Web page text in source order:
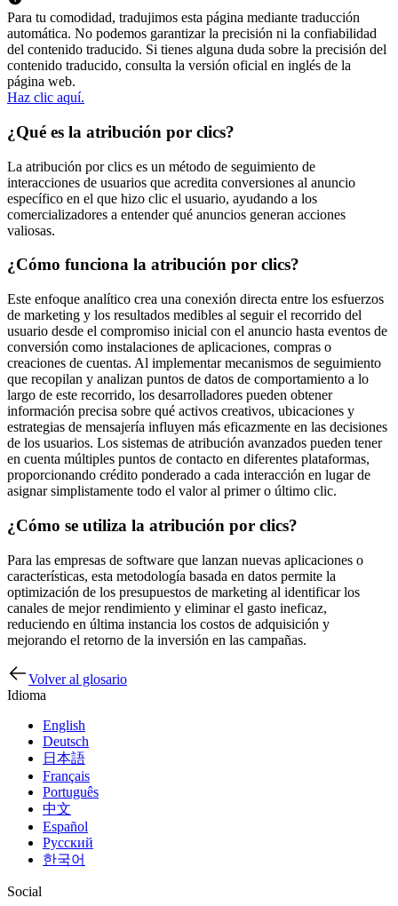
Para tu comodidad, tradujimos esta página mediante traducción
automática. No podemos garantizar la precisión ni la confiabilidad
del contenido traducido. Si tienes alguna duda sobre la precisión del
contenido traducido, consulta la versión oficial en inglés de la
página web.
Haz clic aquí.
¿Qué es la atribución por clics?
La atribución por clics es un método de seguimiento de
interacciones de usuarios que acredita conversiones al anuncio
específico en el que hizo clic el usuario, ayudando a los
comercializadores a entender qué anuncios generan acciones
valiosas.
¿Cómo funciona la atribución por clics?
Este enfoque analítico crea una conexión directa entre los esfuerzos
de marketing y los resultados medibles al seguir el recorrido del
usuario desde el compromiso inicial con el anuncio hasta eventos de
conversión como instalaciones de aplicaciones, compras o
creaciones de cuentas. Al implementar mecanismos de seguimiento
que recopilan y analizan puntos de datos de comportamiento a lo
largo de este recorrido, los desarrolladores pueden obtener
información precisa sobre qué activos creativos, ubicaciones y
estrategias de mensajería influyen más eficazmente en las decisiones
de los usuarios. Los sistemas de atribución avanzados pueden tener
en cuenta múltiples puntos de contacto en diferentes plataformas,
proporcionando crédito ponderado a cada interacción en lugar de
asignar simplistamente todo el valor al primer o último clic.
¿Cómo se utiliza la atribución por clics?
Para las empresas de software que lanzan nuevas aplicaciones o
características, esta metodología basada en datos permite la
optimización de los presupuestos de marketing al identificar los
canales de mejor rendimiento y eliminar el gasto ineficaz,
reduciendo en última instancia los costos de adquisición y
mejorando el retorno de la inversión en las campañas.
Volver al glosario
Idioma
English
Deutsch
日本語
Français
Português
中文
Español
Русский
한국어
Social